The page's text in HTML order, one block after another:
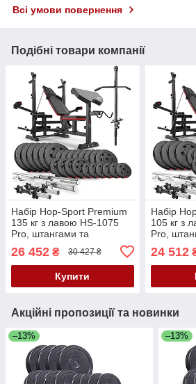
Всі умови повернення
Подібні товари компанії
Набір Hop-Sport Premium
135 кг з лавою HS-1075
Pro, штангами та
26 452 ₴ 30 427 ₴
Купити
Набір
105 кг з
Pro,
24 512
Акційні пропозиції та новинки
–13% –13%